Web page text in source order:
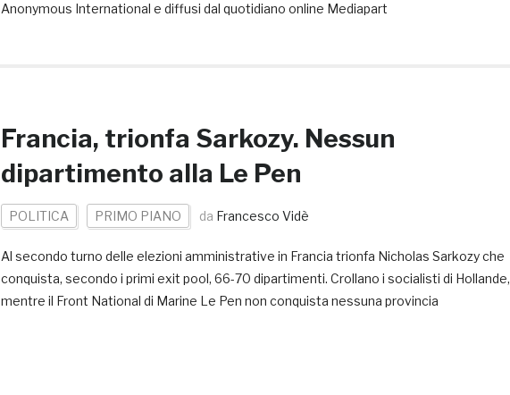
Anonymous International e diffusi dal quotidiano online Mediapart
Francia, trionfa Sarkozy. Nessun
dipartimento alla Le Pen
POLITICA PRIMO PIANO da Francesco Vidè
Al secondo turno delle elezioni amministrative in Francia trionfa Nicholas Sarkozy che
conquista, secondo i primi exit pool, 66-70 dipartimenti. Crollano i socialisti di Hollande,
mentre il Front National di Marine Le Pen non conquista nessuna provincia